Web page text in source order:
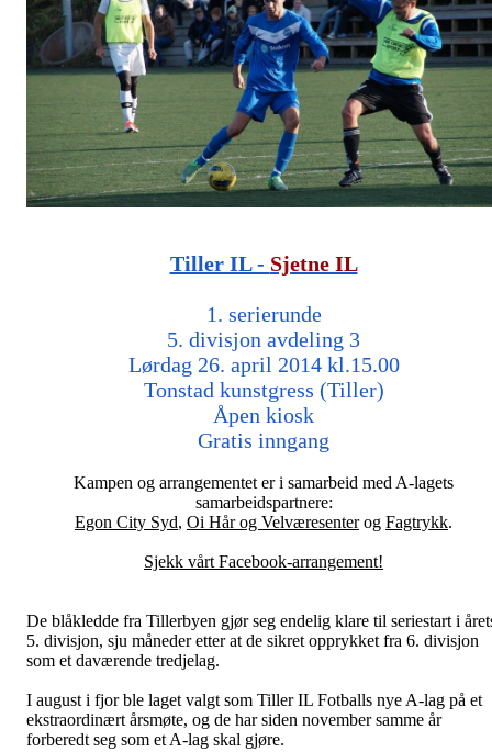
Tiller IL - Sjetne IL
1. serierunde
5. divisjon avdeling 3
Lørdag 26. april 2014 kl.15.00
Tonstad kunstgress (Tiller)
Åpen kiosk
Gratis inngang
Kampen og arrangementet er i samarbeid med A-lagets
samarbeidspartnere:
Egon City Syd, Oi Hår og Velværesenter og Fagtrykk.
Sjekk vårt Facebook-arrangement!
De blåkledde fra Tillerbyen gjør seg endelig klare til seriestart i
5. divisjon, sju måneder etter at de sikret opprykket fra 6. divisjon
som et daværende tredjelag.
I august i fjor ble laget valgt som Tiller IL Fotballs nye A-lag på et
ekstraordinært årsmøte, og de har siden november samme år
forberedt seg som et A-lag skal gjøre.